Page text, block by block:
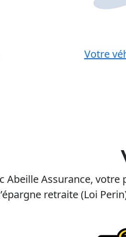
Votre
Abeille Assurance,
retraite (Loi